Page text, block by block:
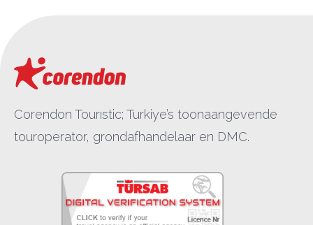
Corendon Tourıstic; Turkiye’s toonaangevende
touroperator, grondafhandelaar en DMC.